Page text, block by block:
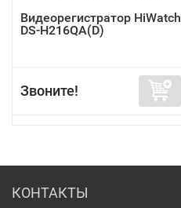
Видеорегистратор HiWatch
DS-H216QA(D)
Звоните!
КОНТАКТЫ